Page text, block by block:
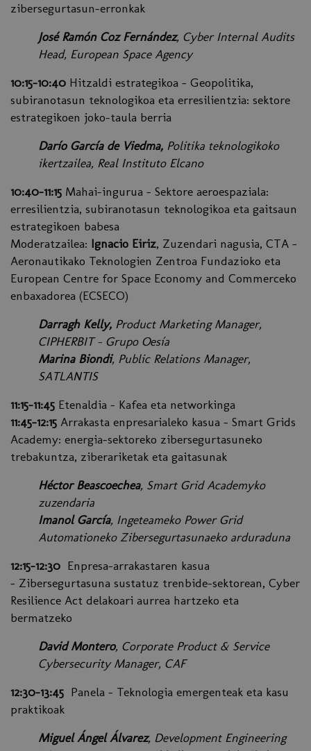
zibersegurtasun-erronkak
José Ramón Coz Fernández, Cyber Internal Audits
Head, European Space Agency
10:15-10:40 Hitzaldi estrategikoa - Geopolitika,
subiranotasun teknologikoa eta erresilientzia: sektore
estrategikoen joko-taula berria
Darío García de Viedma, Politika teknologikoko
ikertzailea, Real Instituto Elcano
10:40-11:15 Mahai-ingurua - Sektore aeroespaziala:
erresilientzia, subiranotasun teknologikoa eta gaitsaun
estrategikoen babesa
Moderatzailea: Ignacio Eiriz, Zuzendari nagusia, CTA –
Aeronautikako Teknologien Zentroa Fundazioko eta
European Centre for Space Economy and Commerceko
enbaxadorea (ECSECO)
Darragh Kelly, Product Marketing Manager,
CIPHERBIT – Grupo Oesía
Marina Biondi, Public Relations Manager,
SATLANTIS
11:15-11:45 Etenaldia – Kafea eta networkinga
11:45-12:15 Arrakasta enpresarialeko kasua - Smart Grids
Academy: energia-sektoreko zibersegurtasuneko
trebakuntza, ziberariketak eta gaitasunak
Héctor Beascoechea, Smart Grid Academyko
zuzendaria
Imanol García, Ingeteameko Power Grid
Automationeko Zibersegurtasunaeko arduraduna
12:15–12:30 Enpresa-arrakastaren kasua
- Zibersegurtasuna sustatuz trenbide-sektorean, Cyber
Resilience Act delakoari aurrea hartzeko eta
bermatzeko
David Montero, Corporate Product & Service
Cybersecurity Manager, CAF
12:30–13:45 Panela - Teknologia emergenteak eta kasu
praktikoak
Miguel Ángel Álvarez, Development Engineering